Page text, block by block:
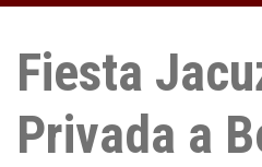
Fiesta
Privada a